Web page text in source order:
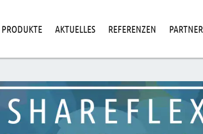
PRODUKTE AKTUELLES REFERENZEN PARTNER